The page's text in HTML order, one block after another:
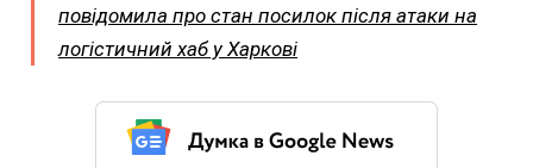
повідомила про стан посилок після атаки на
логістичний хаб у Харкові